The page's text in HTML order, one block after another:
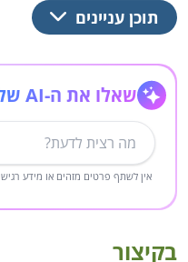
תוכן עניינים
שאלו את ה-AI שלנו
אין לשתף פרטים מזהים או מידע רגיש
בקיצור